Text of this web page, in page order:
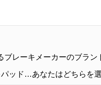
ブレーキメーカーのブラン
ッド…あなたはどちらを選